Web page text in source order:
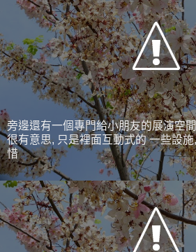
旁邊還有一個專門給小朋友的展演空
很有意思, 只是裡面互動式的 一些設
惜